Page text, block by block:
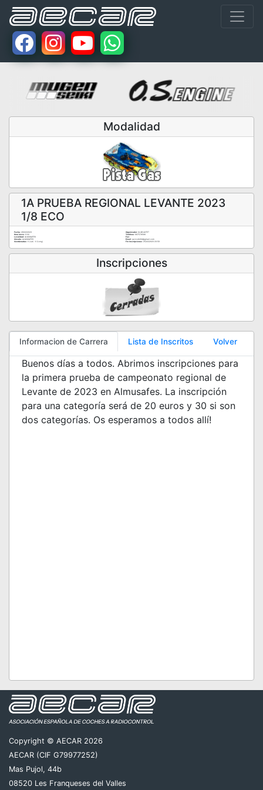
Modalidad
1A PRUEBA REGIONAL LEVANTE 2023
1/8 ECO
Fecha:26/02/2023 Organizador:
CLUB AUTET
Hora Inicio:
Teléfono:
697576566
Localidad:
ALMUSAFES
Fax:
Circuito:
ALMUSAFES Email:
javicorbi64@gmail.com
Coordenadas:
0 (Lat) - 0 (Long) Fin Inscripciones:25/02/2023 23:59
Inscripciones
Informacion de Carrera Lista de Inscritos Volver
Buenos días a todos. Abrimos inscripciones para
la primera prueba de campeonato regional de
Levante de 2023 en Almusafes. La inscripción
para una categoría será de 20 euros y 30 si son
dos categorías. Os esperamos a todos allí!
Copyright © AECAR 2026
AECAR (CIF G79977252)
Mas Pujol, 44b
08520 Les Franqueses del Valles